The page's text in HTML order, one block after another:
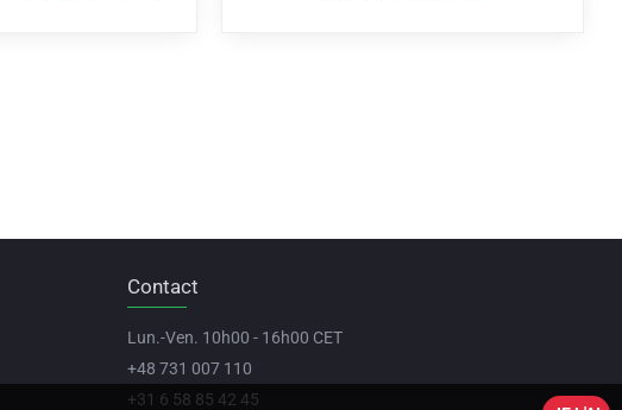
Contact
Lun.-Ven. 10h00 - 16h00 CET
+48 731 007 110
+31 6 58 85 42 45